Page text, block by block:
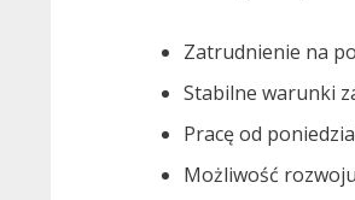
Zatrudnienie na
Stabilne warunki
Pracę od
Możliwość